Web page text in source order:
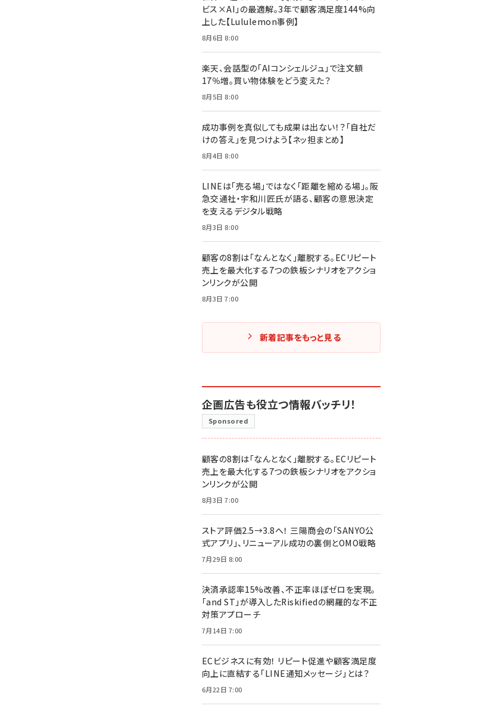
ビス×AI」の最適解。3年で顧客満足度144%向
上した【Lululemon事例】
8月6日 8:00
楽天、会話型の「AIコンシェルジュ」で注文額
17％増。買い物体験をどう変えた？
8月5日 8:00
成功事例を真似しても成果は出ない！？「自社だ
けの答え」を見つけよう【ネッ担まとめ】
8月4日 8:00
LINEは「売る場」ではなく「距離を縮める場」。阪
急交通社・宇和川匠氏が語る、顧客の意思決定
を支えるデジタル戦略
8月3日 8:00
顧客の8割は「なんとなく」離脱する。ECリピート
売上を最大化する7つの鉄板シナリオをアクショ
ンリンクが公開
8月3日 7:00
新着記事をもっと見る
企画広告も役立つ情報バッチリ！
Sponsored
顧客の8割は「なんとなく」離脱する。ECリピート
売上を最大化する7つの鉄板シナリオをアクショ
ンリンクが公開
8月3日 7:00
ストア評価2.5→3.8へ！ 三陽商会の「SANYO公
式アプリ」、リニューアル成功の裏側とOMO戦略
7月29日 8:00
決済承認率15%改善、不正率ほぼゼロを実現。
「and ST」が導入したRiskifiedの網羅的な不正
対策アプローチ
7月14日 7:00
ECビジネスに有効！ リピート促進や顧客満足度
向上に直結する「LINE通知メッセージ」とは？
6月22日 7:00